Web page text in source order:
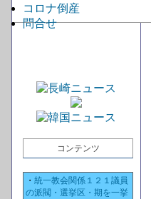
コロナ倒産
問合せ
コンテンツ
・ 統一教会関係１２１議員
の派閥・選挙区・期を一挙